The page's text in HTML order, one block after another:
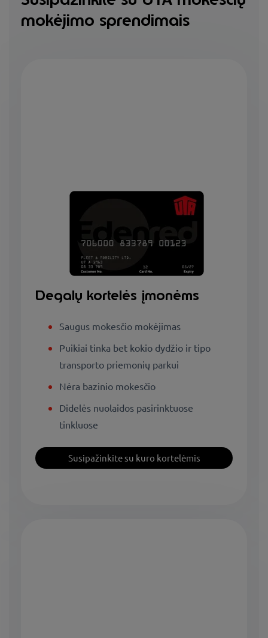
mokėjimo sprendimais
Degalų kortelės įmonėms
Saugus mokesčio mokėjimas
Puikiai tinka bet kokio dydžio ir tipo
transporto priemonių parkui
Nėra bazinio mokesčio
Didelės nuolaidos pasirinktuose
tinkluose
Susipažinkite su kuro kortelėmis